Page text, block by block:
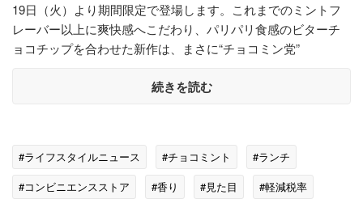
19日（火）より期間限定で登場します。これまでのミントフ
レーバー以上に爽快感へこだわり、パリパリ食感のビターチ
ョコチップを合わせた新作は、まさに“チョコミン党”
続きを読む
#ライフスタイルニュース #チョコミント
#ランチ
#コンビニエンスストア
#香り #見た目 #軽減税率